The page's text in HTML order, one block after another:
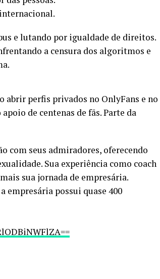
e lutando por igualdade de direitos.
a censura dos algoritmos e
abrir perfis privados no OnlyFans e no
de centenas de fãs. Parte da
com seus admiradores, oferecendo
Sua experiência como coach
sua jornada de empresária.
empresária possui quase 400